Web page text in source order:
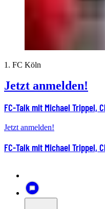
1. FC Köln
Jetzt anmelden!
FC-Talk mit Michael Trippel,
Jetzt anmelden!
FC-Talk mit Michael Trippel,